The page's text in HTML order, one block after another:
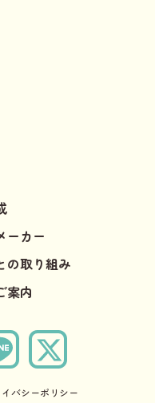
ーカー
の取り組み
案内
イバシーポリシー